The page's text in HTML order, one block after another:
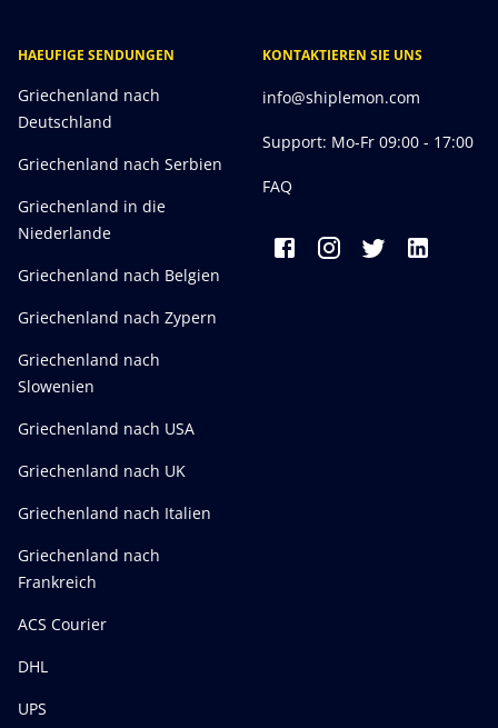
HAEUFIGE SENDUNGEN
Griechenland nach
Deutschland
Griechenland nach Serbien
Griechenland in die
Niederlande
Griechenland nach Belgien
Griechenland nach Zypern
Griechenland nach
Slowenien
Griechenland nach USA
Griechenland nach UK
Griechenland nach Italien
Griechenland nach
Frankreich
ACS Courier
DHL
UPS
KONTAKTIEREN SIE UNS
info@shiplemon.com
Support: Mo-Fr 09:00 - 17:00
FAQ